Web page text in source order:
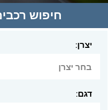
חיפוש
יצרן:
בחר יצרן
דגם: